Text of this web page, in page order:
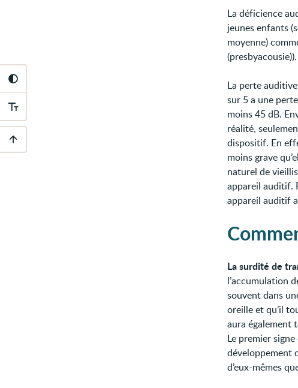
Outils
d'accessibilité
Descendre
La déficience
jeunes enfants
moyenne)
(presbyacousie)).
La perte
sur 5 a une
moins 45 dB.
réalité,
dispositif. En
moins grave
naturel de
appareil auditif.
appareil auditif
La surdité de
l’accumulation
souvent dans
oreille et qu’il
aura également
Le premier
développement
d’eux-mêmes